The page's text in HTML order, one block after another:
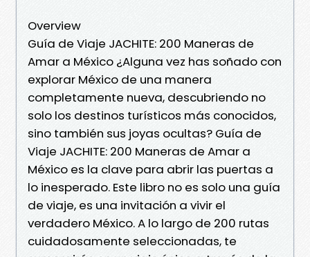
Overview
Guía de Viaje JACHITE: 200 Maneras de
Amar a México ¿Alguna vez has soñado con
explorar México de una manera
completamente nueva, descubriendo no
solo los destinos turísticos más conocidos,
sino también sus joyas ocultas? Guía de
Viaje JACHITE: 200 Maneras de Amar a
México es la clave para abrir las puertas a
lo inesperado. Este libro no es solo una guía
de viaje, es una invitación a vivir el
verdadero México. A lo largo de 200 rutas
cuidadosamente seleccionadas, te